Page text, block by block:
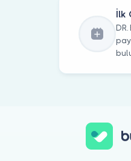
İlk